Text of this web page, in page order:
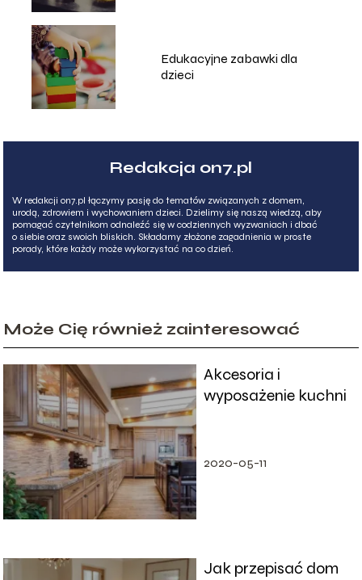
Edukacyjne zabawki dla
dzieci
Redakcja on7.pl
W redakcji on7.pl łączymy pasję do tematów związanych z domem,
urodą, zdrowiem i wychowaniem dzieci. Dzielimy się naszą wiedzą, aby
pomagać czytelnikom odnaleźć się w codziennych wyzwaniach i dbać
o siebie oraz swoich bliskich. Składamy złożone zagadnienia w proste
porady, które każdy może wykorzystać na co dzień.
Może Cię również zainteresować
Akcesoria i
wyposażenie kuchni
2020-05-11
Jak przepisać dom